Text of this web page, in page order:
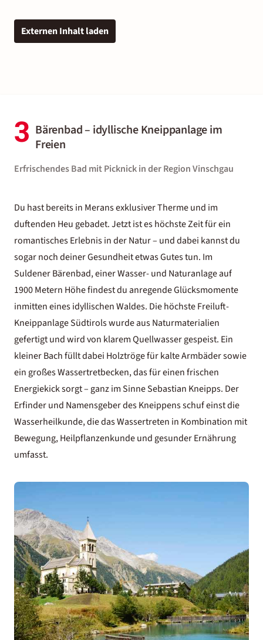
Externen Inhalt laden
3 Bärenbad – idyllische Kneippanlage im
Freien
Erfrischendes Bad mit Picknick in der Region Vinschgau
Du hast bereits in Merans exklusiver Therme und im
duftenden Heu gebadet. Jetzt ist es höchste Zeit für ein
romantisches Erlebnis in der Natur – und dabei kannst du
sogar noch deiner Gesundheit etwas Gutes tun. Im
Suldener Bärenbad, einer Wasser- und Naturanlage auf
1900 Metern Höhe findest du anregende Glücksmomente
inmitten eines idyllischen Waldes. Die höchste Freiluft-
Kneippanlage Südtirols wurde aus Naturmaterialien
gefertigt und wird von klarem Quellwasser gespeist. Ein
kleiner Bach füllt dabei Holztröge für kalte Armbäder sowie
ein großes Wassertretbecken, das für einen frischen
Energiekick sorgt – ganz im Sinne Sebastian Kneipps. Der
Erfinder und Namensgeber des Kneippens schuf einst die
Wasserheilkunde, die das Wassertreten in Kombination mit
Bewegung, Heilpflanzenkunde und gesunder Ernährung
umfasst.